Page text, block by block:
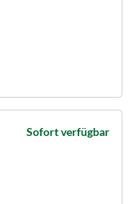
Sofort verfügbar